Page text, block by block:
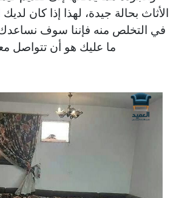
الأثاث بحالة جيدة، لهذا إذا كان لديك
في التخلص منه فإننا سوف
ما عليك هو أن تتواصل